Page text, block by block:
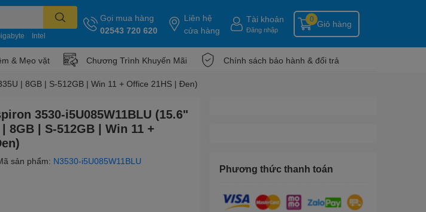
Intel
Gọi mua hàng
02543 720 620
Liên hệ
cửa hàng
Tài khoản
Đăng nhập
Giỏ hàng
0
& Mẹo vặt Chương Trình Khuyến Mãi Chính sách bảo hành & đổi trả
| 8GB | S-512GB | Win 11 + Office 21HS | Đen)
3530-i5U085W11BLU (15.6"
8GB | S-512GB | Win 11 +
sản phẩm: N3530-i5U085W11BLU
Phương thức thanh toán